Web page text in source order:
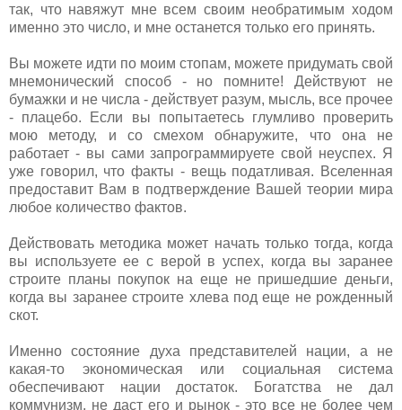
так, что навяжут мне всем своим необратимым ходом
именно это число, и мне останется только его принять.
Вы можете идти по моим стопам, можете придумать свой
мнемонический способ - но помните! Действуют не
бумажки и не числа - действует разум, мысль, все прочее
- плацебо. Если вы попытаетесь глумливо проверить
мою методу, и со смехом обнаружите, что она не
работает - вы сами запрограммируете свой неуспех. Я
уже говорил, что факты - вещь податливая. Вселенная
предоставит Вам в подтверждение Вашей теории мира
любое количество фактов.
Действовать методика может начать только тогда, когда
вы используете ее с верой в успех, когда вы заранее
строите планы покупок на еще не пришедшие деньги,
когда вы заранее строите хлева под еще не рожденный
скот.
Именно состояние духа представителей нации, а не
какая-то экономическая или социальная система
обеспечивают нации достаток. Богатства не дал
коммунизм, не даст его и рынок - это все не более чем